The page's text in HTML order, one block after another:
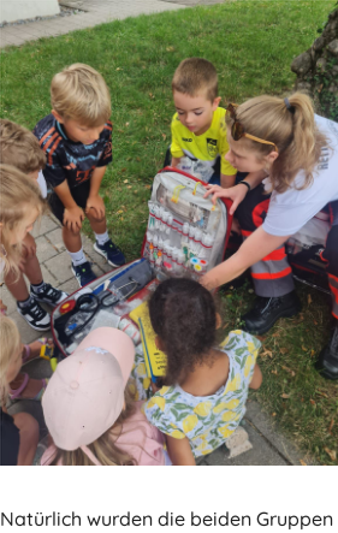
Natürlich wurden die beiden